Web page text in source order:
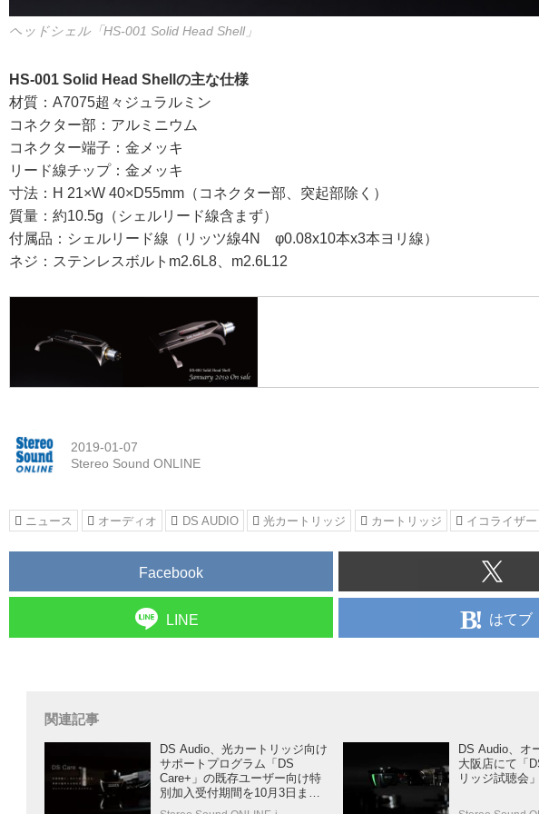
ヘッドシェル「HS-001 Solid Head Shell」
HS-001 Solid Head Shellの主な仕様
材質：A7075超々ジュラルミン
コネクター部：アルミニウム
コネクター端子：金メッキ
リード線チップ：金メッキ
寸法：H 21×W 40×D55mm（コネクター部、突起部除く）
質量：約10.5g（シェルリード線含まず）
付属品：シェルリード線（リッツ線4N φ0.08x10本x3本ヨリ線）
ネジ：ステンレスボルトm2.6L8、m2.6L12
2019-01-07
Stereo Sound ONLINE
ニュース オーディオ DS AUDIO 光カートリッジ カートリッジ イコライザー
Facebook
LINE はてブ
関連記事
DS Audio、光カートリッジ向け
サポートプログラム「DS
Care+」の既存ユーザー向け特
別加入受付期間を10月3日まで
延長
DS Audio、オ
大阪店にて「
リッジ試聴会